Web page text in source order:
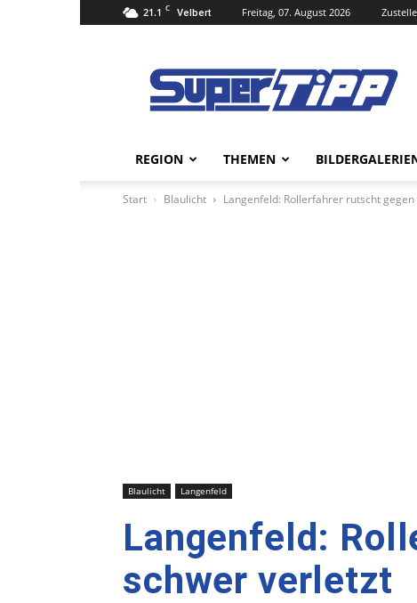
21.1 C Velbert Freitag, 07. August 2026
Tipp
Online
REGION THEMEN
Start Blaulicht Langenfeld: Rollerfahrer rutscht
Blaulicht Langenfeld
Langenfeld:
schwer verletzt